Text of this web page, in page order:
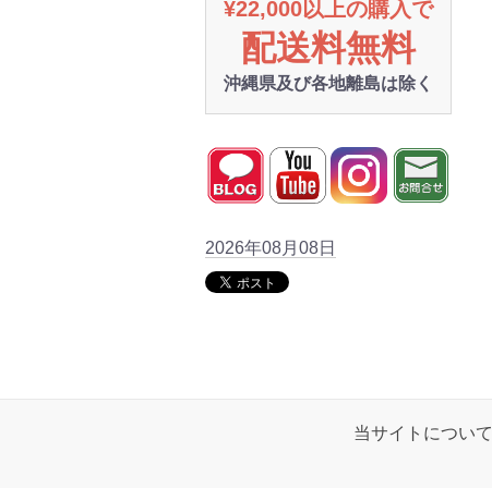
¥22,000以上の購入で
配送料無料
沖縄県及び各地離島は除く
2026年08月08日
当サイトについて